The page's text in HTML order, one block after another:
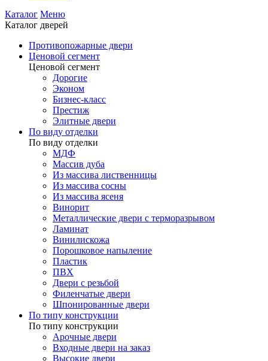
Каталог Меню
Каталог дверей
Противопожарные двери
Ценовой сегмент
Ценовой сегмент
Дорогие
Эконом
Бизнес-класс
Престиж
Элитные двери
По виду отделки
По виду отделки
МДФ
Массив дуба
Из массива лиственницы
Из массива сосны
Из массива ясеня
Винорит
Металлические двери с терморазрывом
Ламинат
Винилискожа
Порошковое напыление
Пластик
ПВХ
Двери с резьбой
Филенчатые двери
Шпонированные двери
По типу конструкции
По типу конструкции
Арочные двери
Входные двери на заказ
Высокие двери